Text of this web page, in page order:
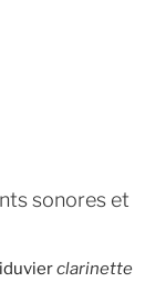
sonores et
clarinette